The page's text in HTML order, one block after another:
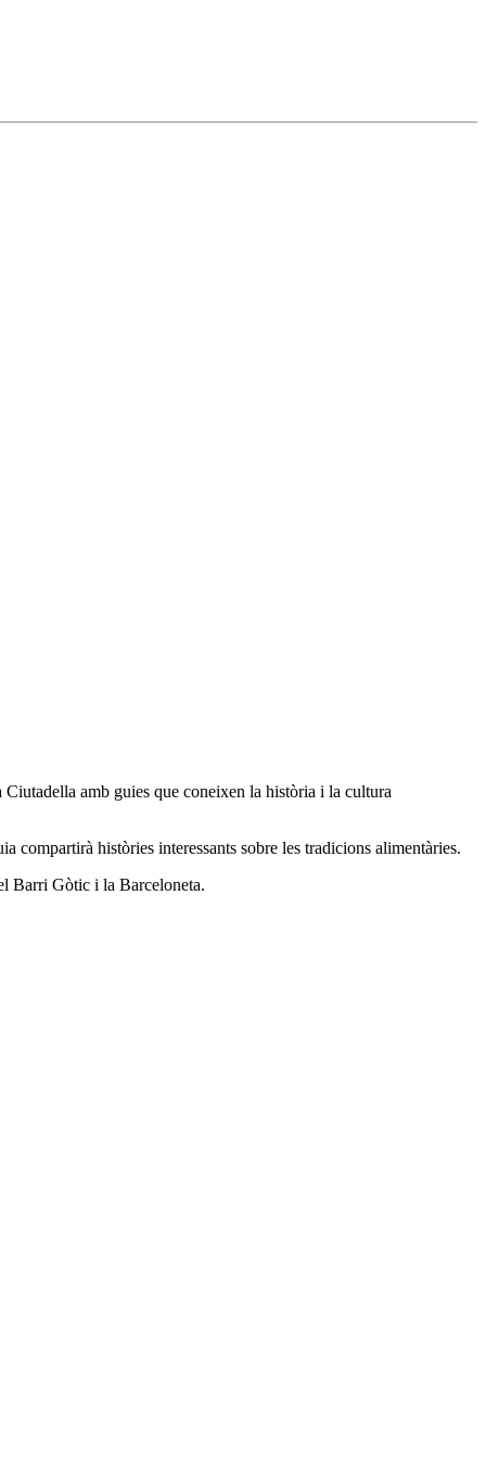
amb guies que coneixen la història i la cultura
compartirà històries interessants sobre les tradicions alimentàries.
Barri Gòtic i la Barceloneta.